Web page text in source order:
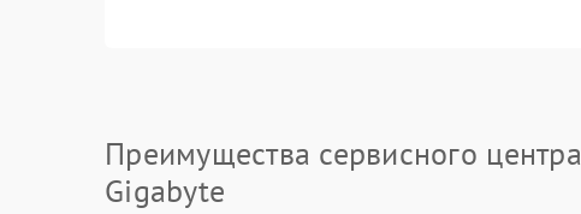
Преимущества сервисного центра
Gigabyte